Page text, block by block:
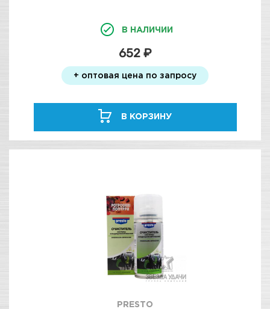
В НАЛИЧИИ
652 ₽
+ оптовая цена по запросу
В КОРЗИНУ
PRESTO